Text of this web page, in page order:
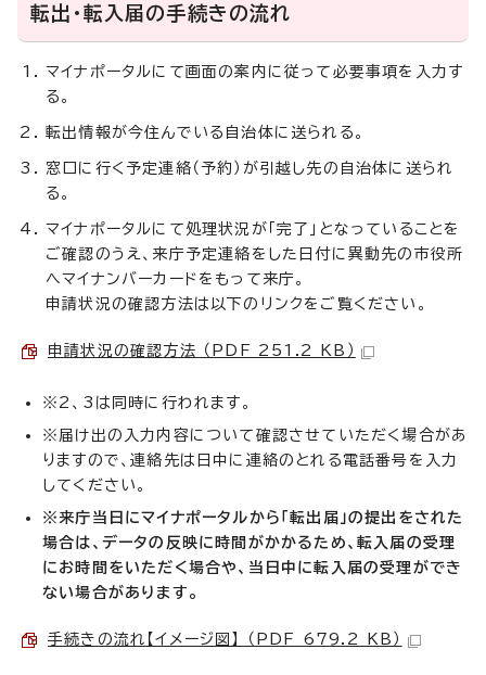
転出・転入届の手続きの流れ
マイナポータルにて画面の案内に従って必要事項を入力す
る。
転出情報が今住んでいる自治体に送られる。
窓口に行く予定連絡（予約）が引越し先の自治体に送られ
る。
マイナポータルにて処理状況が「完了」となっていることを
ご確認のうえ、来庁予定連絡をした日付に異動先の市役所
へマイナンバーカードをもって来庁。
申請状況の確認方法は以下のリンクをご覧ください。
申請状況の確認方法 （PDF 251.2 KB）
※2、3は同時に行われます。
※届け出の入力内容について確認させていただく場合があ
りますので、連絡先は日中に連絡のとれる電話番号を入力
してください。
※来庁当日にマイナポータルから「転出届」の提出をされた
場合は、データの反映に時間がかかるため、転入届の受理
にお時間をいただく場合や、当日中に転入届の受理ができ
ない場合があります。
手続きの流れ【イメージ図】 （PDF 679.2 KB）